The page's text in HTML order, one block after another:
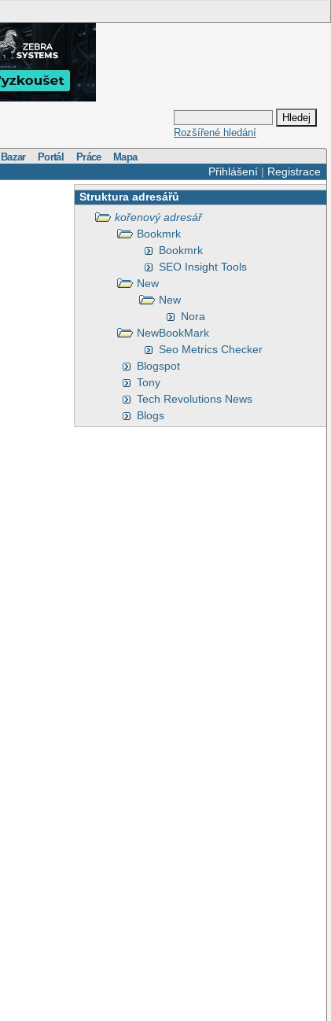
Rozšířené hledání
Bazar Portál Práce Mapa
Přihlášení| Registrace
Struktura adresářů
kořenový adresář
Bookmrk
Bookmrk
SEO Insight Tools
New
New
Nora
NewBookMark
Seo Metrics Checker
Blogspot
Tony
Tech Revolutions News
Blogs